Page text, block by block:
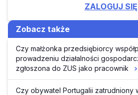
ZALOGUJ SIĘ
Zobacz także
Czy małżonka przedsiębiorcy
prowadzeniu działalności
zgłoszona do ZUS jako pracownik
Czy obywatel Portugalii zatrudniony